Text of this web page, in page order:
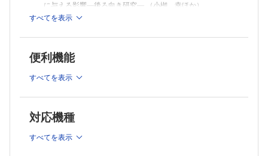
に与える影響―後ろ向き研究― （小栁 幸ほか）
症例報告
MLT（Microlaryngeal Tracheal）® 気管内チューブで気道確保
験 （島崎 咲ほか）
ガイド下脊髄くも膜下麻酔が有用であった1 症例 （安達大揮
（齊藤志穂ほか）
コー検査で診断しえた1 症例（ 金本真希ほか）
すべてを表示
便利機能
すべてを表示
対応機種
すべてを表示